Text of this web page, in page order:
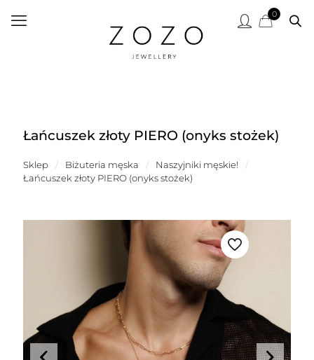
0
Łańcuszek złoty PIERO (onyks stożek)
Sklep / Biżuteria męska / Naszyjniki męskie!
/
Łańcuszek złoty PIERO (onyks stożek)